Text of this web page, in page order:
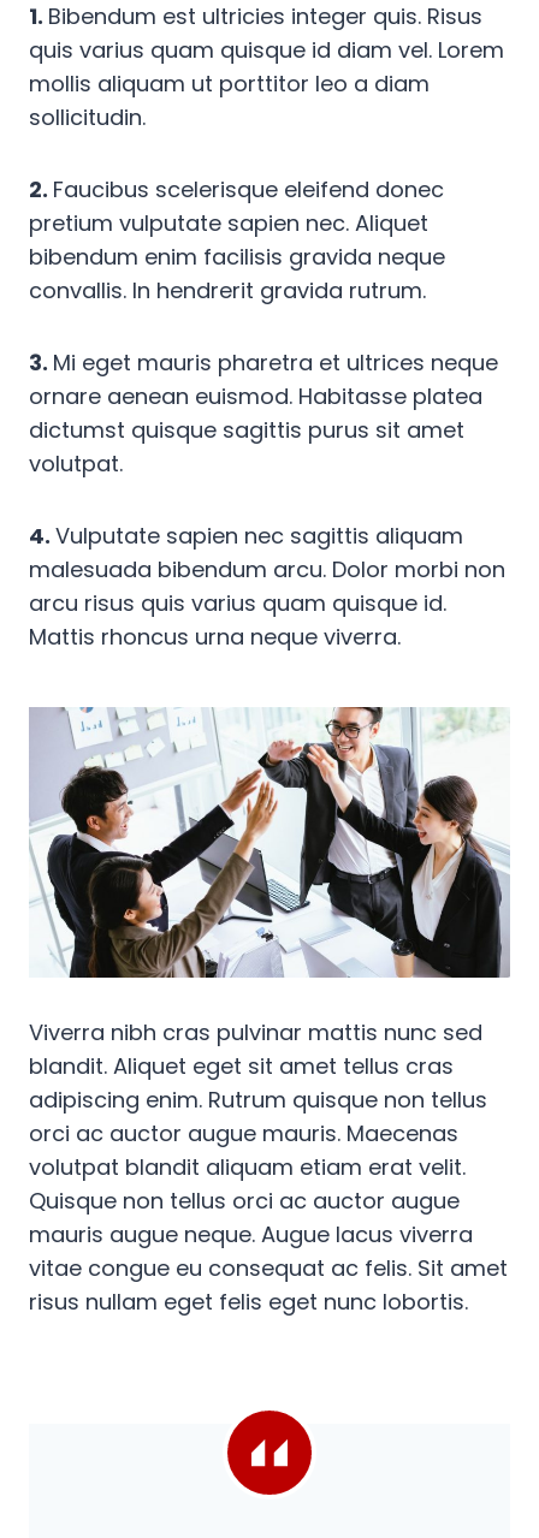
1. Bibendum est ultricies integer quis. Risus
quis varius quam quisque id diam vel. Lorem
mollis aliquam ut porttitor leo a diam
sollicitudin.
2. Faucibus scelerisque eleifend donec
pretium vulputate sapien nec. Aliquet
bibendum enim facilisis gravida neque
convallis. In hendrerit gravida rutrum.
3. Mi eget mauris pharetra et ultrices neque
ornare aenean euismod. Habitasse platea
dictumst quisque sagittis purus sit amet
volutpat.
4. Vulputate sapien nec sagittis aliquam
malesuada bibendum arcu. Dolor morbi non
arcu risus quis varius quam quisque id.
Mattis rhoncus urna neque viverra.
Viverra nibh cras pulvinar mattis nunc sed
blandit. Aliquet eget sit amet tellus cras
adipiscing enim. Rutrum quisque non tellus
orci ac auctor augue mauris. Maecenas
volutpat blandit aliquam etiam erat velit.
Quisque non tellus orci ac auctor augue
mauris augue neque. Augue lacus viverra
vitae congue eu consequat ac felis. Sit amet
risus nullam eget felis eget nunc lobortis.